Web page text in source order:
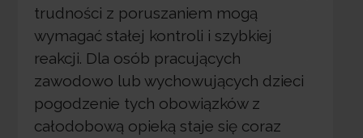
trudności z poruszaniem mogą
wymagać stałej kontroli i szybkiej
reakcji. Dla osób pracujących
zawodowo lub wychowujących dzieci
pogodzenie tych obowiązków z
całodobową opieką staje się coraz